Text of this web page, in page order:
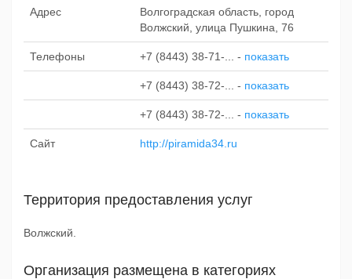
Адрес
Волгоградская область, город
Волжский, улица Пушкина, 76
Телефоны +7 (8443) 38-71-... - показать
+7 (8443) 38-72-... - показать
+7 (8443) 38-72-... - показать
Сайт http://piramida34.ru
Территория предоставления услуг
Волжский.
Организация размещена в категориях